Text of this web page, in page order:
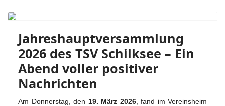
Jahreshauptversammlung
2026 des TSV Schilksee – Ein
Abend voller positiver
Nachrichten
Am Donnerstag, den 19. März 2026, fand im Vereinsheim